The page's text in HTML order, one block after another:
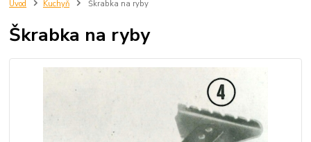
Úvod Kuchyň Škrabka na ryby
Škrabka na ryby